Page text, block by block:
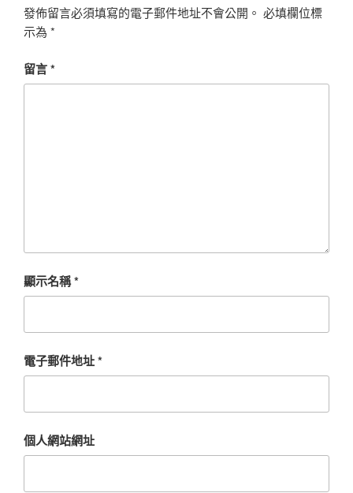
發佈留言必須填寫的電子郵件地址不會公開。 必填欄位標
示為 *
留言*
顯示名稱*
電子郵件地址*
個人網站網址